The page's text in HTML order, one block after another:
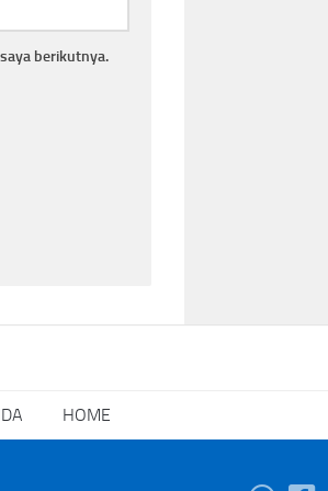
berikutnya.
HOME